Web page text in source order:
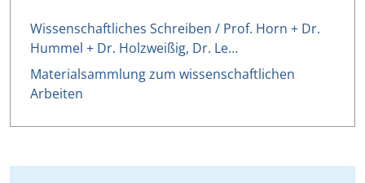
Wissenschaftliches Schreiben / Prof. Horn + Dr.
Hummel + Dr. Holzweißig, Dr. Le…
Materialsammlung zum wissenschaftlichen
Arbeiten